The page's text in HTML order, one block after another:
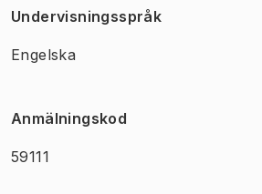
Undervisningsspråk
Engelska
Anmälningskod
59111